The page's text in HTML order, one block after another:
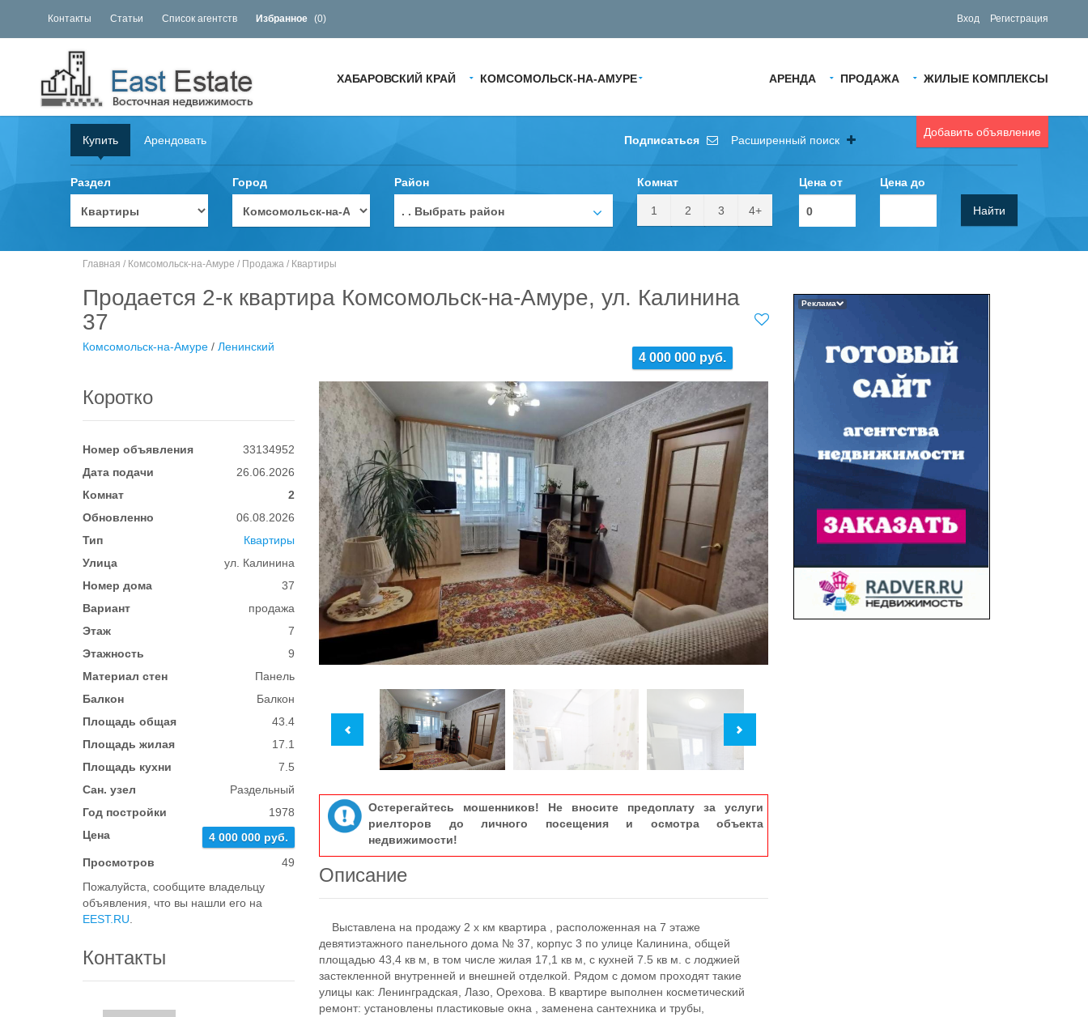
Контакты Статьи Список агентств Избранное (0) Вход Регистрация
АРЕНДА ПРОДАЖА ЖИЛЫЕ КОМПЛЕКСЫ
ХАБАРОВСКИЙ КРАЙ КОМСОМОЛЬСК-НА-АМУРЕ
Добавить объявление
Купить Арендовать Подписаться Расширенный поиск
Раздел Город Район
. . Выбрать район
Комнат
1 2 3 4+
Цена от Цена до
Найти
Главная / Комсомольск-на-Амуре / Продажа / Квартиры
Продается 2-к квартира Комсомольск-на-Амуре, ул. Калинина
37
4 000 000 руб.
Комсомольск-на-Амуре / Ленинский
Коротко
Номер объявления
33134952
Дата подачи
26.06.2026
Комнат
2
Обновленно
06.08.2026
Тип
Квартиры
Улица
ул. Калинина
Номер дома
37
Вариант
продажа
Этаж
7
Этажность
9
Материал стен
Панель
Балкон
Балкон
Площадь общая
43.4
Площадь жилая
17.1
Площадь кухни
7.5
Сан. узел
Раздельный
Год постройки
1978
Цена
4 000 000 руб.
Просмотров
49
Пожалуйста, сообщите владельцу
объявления, что вы нашли его на
EEST.RU
Контакты
Остерегайтесь мошенников! Не вносите предоплату за услуги
риелторов до личного посещения и осмотра объекта
недвижимости!
Описание
Выставлена на продажу 2 х км квартира , расположенная на 7 этаже
девятиэтажного панельного дома № 37, корпус 3 по улице Калинина, общей
площадью 43,4 кв м, в том числе жилая 17,1 кв м, с кухней 7.5 кв м. с лоджией
застекленной внутренней и внешней отделкой. Рядом с домом проходят такие
улицы как: Ленинградская, Лазо, Орехова. В квартире выполнен косметический
ремонт: установлены пластиковые окна , заменена сантехника и трубы,
Реклама